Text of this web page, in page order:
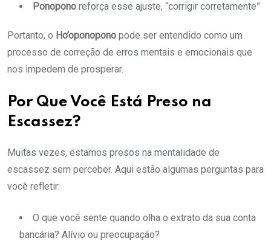
Ponopono reforça esse ajuste, “corrigir corretamente”
Portanto, o Ho’oponopono pode ser entendido como um
processo de correção de erros mentais e emocionais que
nos impedem de prosperar.
Por Que Você Está Preso na
Escassez?
Muitas vezes, estamos presos na mentalidade de
escassez sem perceber. Aqui estão algumas perguntas para
você refletir:
O que você sente quando olha o extrato da sua conta
bancária? Alívio ou preocupação?